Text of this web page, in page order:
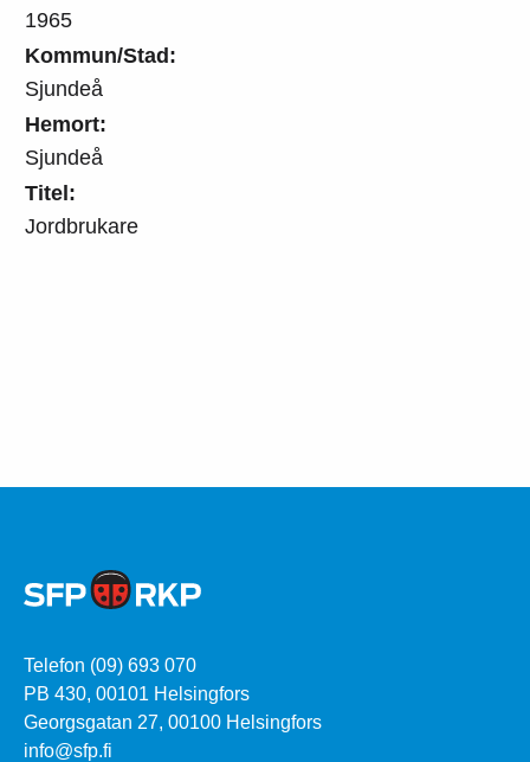
1965
Kommun/Stad:
Sjundeå
Hemort:
Sjundeå
Titel:
Jordbrukare
Telefon (09) 693 070
PB 430, 00101 Helsingfors
Georgsgatan 27, 00100 Helsingfors
info@sfp.fi